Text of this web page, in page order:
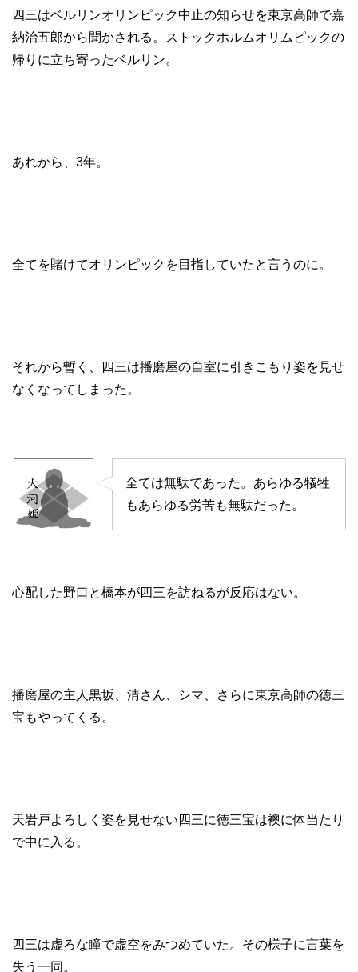
四三はベルリンオリンピック中止の知らせを東京高師で嘉
納治五郎から聞かされる。ストックホルムオリムピックの
帰りに立ち寄ったベルリン。
あれから、3年。
全てを賭けてオリンピックを目指していたと言うのに。
それから暫く、四三は播磨屋の自室に引きこもり姿を見せ
なくなってしまった。
全ては無駄であった。あらゆる犠牲
もあらゆる労苦も無駄だった。
心配した野口と橋本が四三を訪ねるが反応はない。
播磨屋の主人黒坂、清さん、シマ、さらに東京高師の徳三
宝もやってくる。
天岩戸よろしく姿を見せない四三に徳三宝は襖に体当たり
で中に入る。
四三は虚ろな瞳で虚空をみつめていた。その様子に言葉を
失う一同。